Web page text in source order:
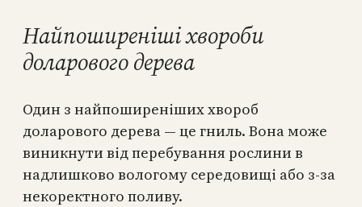
Найпоширеніші хвороби
доларового дерева
Один з найпоширеніших хвороб
доларового дерева — це гниль. Вона може
виникнути від перебування рослини в
надлишково вологому середовищі або з-за
некоректного поливу.